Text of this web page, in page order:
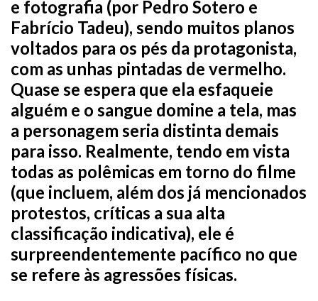
e fotografia (por Pedro Sotero e
Fabrício Tadeu), sendo muitos planos
voltados para os pés da protagonista,
com as unhas pintadas de vermelho.
Quase se espera que ela esfaqueie
alguém e o sangue domine a tela, mas
a personagem seria distinta demais
para isso. Realmente, tendo em vista
todas as polêmicas em torno do filme
(que incluem, além dos já mencionados
protestos, críticas a sua alta
classificação indicativa), ele é
surpreendentemente pacífico no que
se refere às agressões físicas.